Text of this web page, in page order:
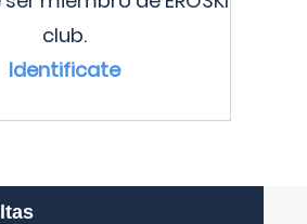
club.
Identificate